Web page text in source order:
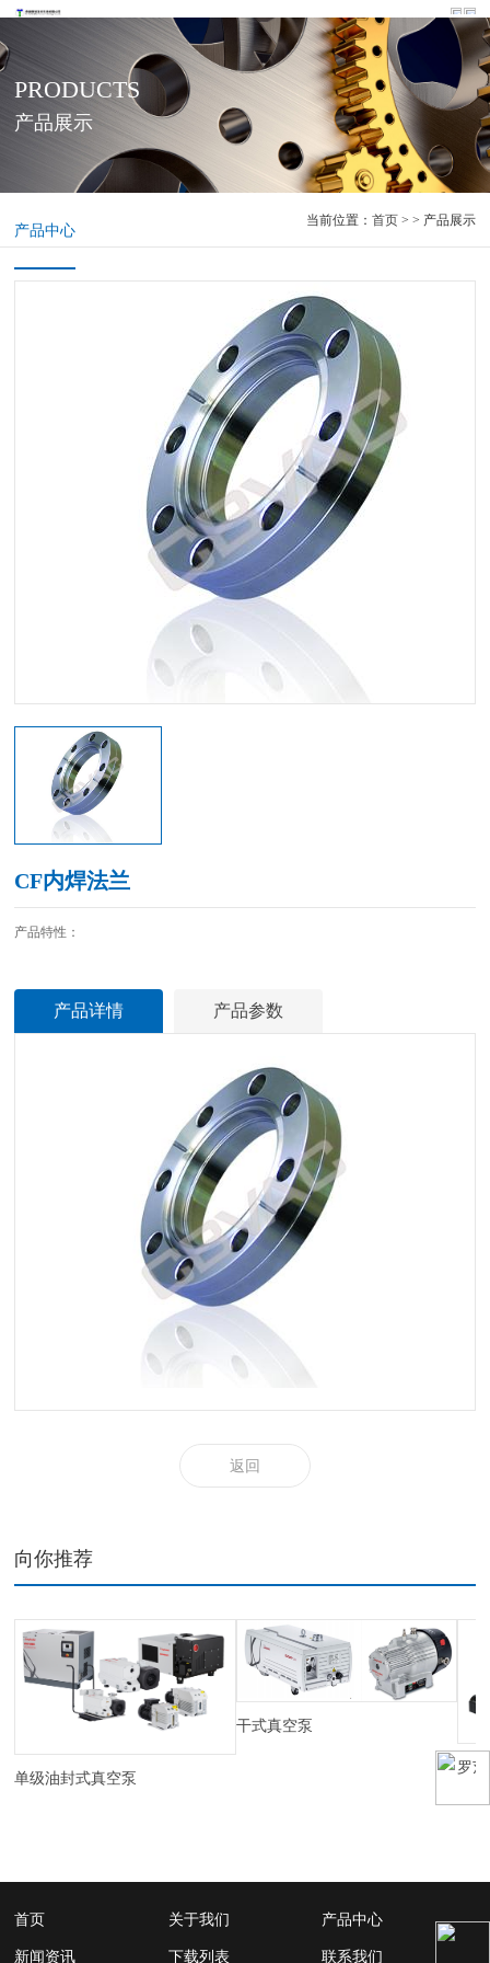
PRODUCTS
产品展示
产品中心
当前位置： 首页> > 产品展示
CF内焊法兰
产品特性：
产品详情 产品参数
返回
向你推荐
单级油封式真空泵
干式真空泵
罗
首页 关于我们 产品中心
新闻资讯 下载列表 联系我们